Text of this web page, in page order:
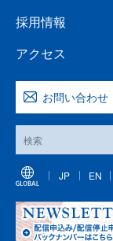
採用情報
アクセス
お問い合わせ
JP EN